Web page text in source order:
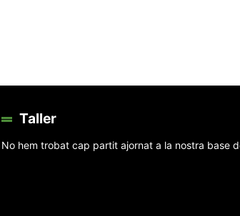
Taller
No hem trobat cap partit ajornat a la nostra base